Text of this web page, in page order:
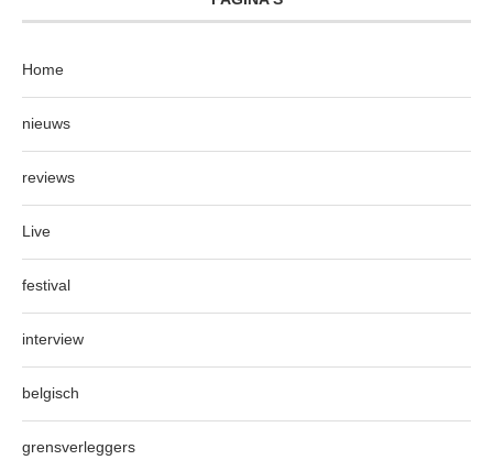
Home
nieuws
reviews
Live
festival
interview
belgisch
grensverleggers